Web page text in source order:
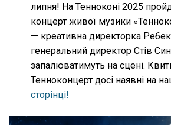
липня! На Тенноконі 2025
концерт живої музики
— креативна директорка
генеральний директор Стів
запалюватимуть на сцені.
Тенноконцерт досі наявні на
сторінці!